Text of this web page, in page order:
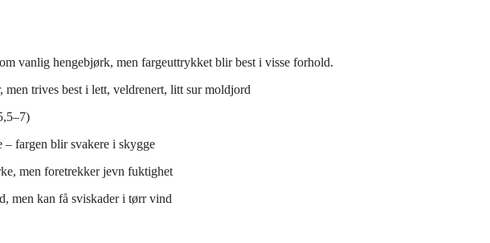
vanlig hengebjørk, men fargeuttrykket blir best i visse forhold.
men trives best i lett, veldrenert, litt sur moldjord
– fargen blir svakere i skygge
men foretrekker jevn fuktighet
men kan få sviskader i tørr vind